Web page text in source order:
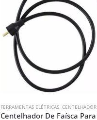
FERRAMENTAS ELÉTRICAS, CENTELHADOR